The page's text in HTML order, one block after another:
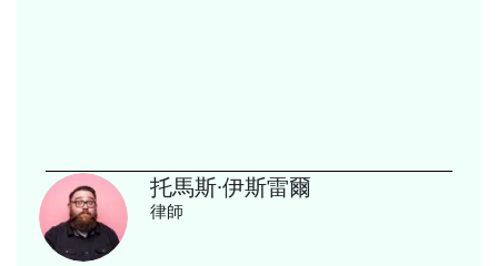
托馬斯·伊斯雷爾
律師